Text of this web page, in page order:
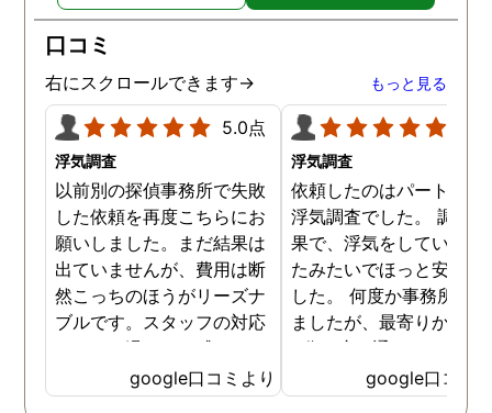
口コミ
右にスクロールできます→ もっと見る
5.0点
浮気調査
以前別の探偵事務所で失敗
した依頼を再度こちらにお
願いしました。まだ結果は
出ていませんが、費用は断
然こっちのほうがリーズナ
ブルです。スタッフの対応
なんかも温かみを感じま
す。はじめからこちらにす
ればよかったです😢 …
google口コミより
浮気調査
依頼したのはパートナー
浮気調査でした。 調査
果で、浮気をしていなか
たみたいでほっと安心し
した。 何度か事務所に
ましたが、最寄りから徒
3分程度で通いやすかっ
google口コミ